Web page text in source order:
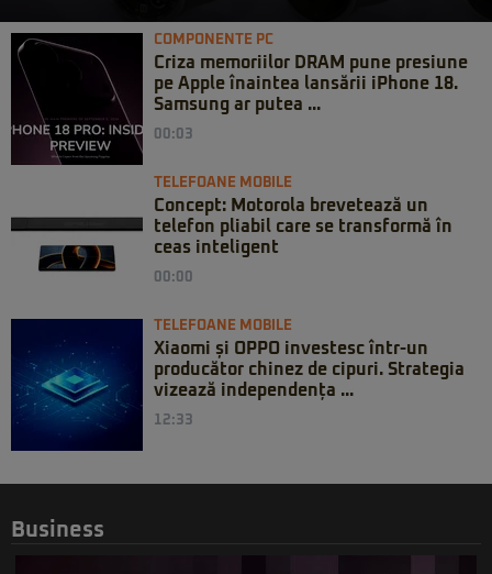
COMPONENTE PC
Criza memoriilor DRAM pune presiune
pe Apple înaintea lansării iPhone 18.
Samsung ar putea ...
00:03
TELEFOANE MOBILE
Concept: Motorola brevetează un
telefon pliabil care se transformă în
ceas inteligent
00:00
TELEFOANE MOBILE
Xiaomi și OPPO investesc într-un
producător chinez de cipuri. Strategia
vizează independența ...
12:33
Business